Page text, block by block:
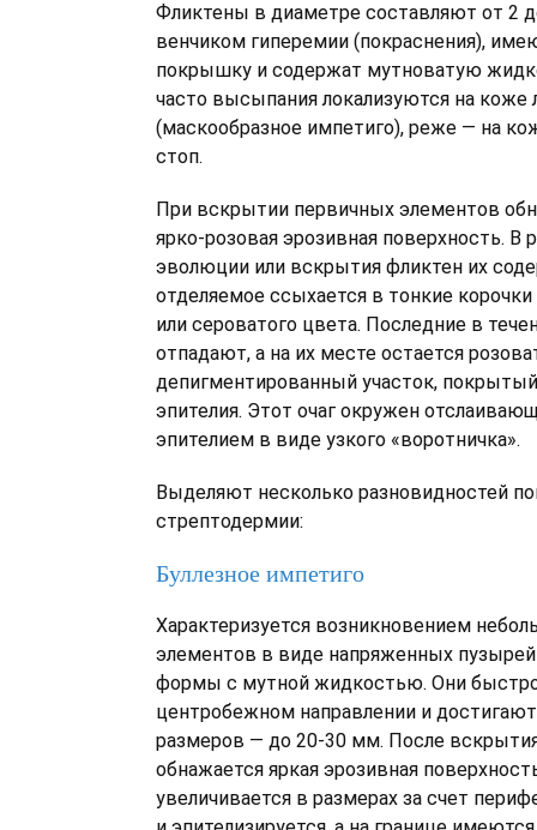
Фликтены в диаметре составляют от 2
венчиком гиперемии (покраснения),
покрышку и содержат мутноватую
часто высыпания локализуются на коже
(маскообразное импетиго), реже — на
стоп.
При вскрытии первичных элементов
ярко-розовая эрозивная поверхность. В
эволюции или вскрытия фликтен их
отделяемое ссыхается в тонкие
или сероватого цвета. Последние в
отпадают, а на их месте остается
депигментированный участок,
эпителия. Этот очаг окружен
эпителием в виде узкого «воротничка».
Выделяют несколько разновидностей
стрептодермии:
Буллезное импетиго
Характеризуется возникновением
элементов в виде напряженных
формы с мутной жидкостью. Они
центробежном направлении и
размеров — до 20-30 мм. После
обнажается яркая эрозивная
увеличивается в размерах за счет